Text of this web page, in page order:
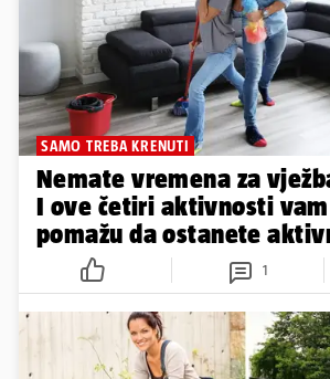
SAMO TREBA KRENUTI
Nemate vremena za
I ove četiri aktivnosti vam
pomažu da ostanete
1